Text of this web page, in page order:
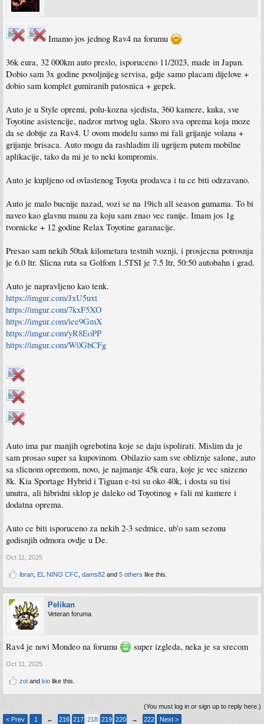
Imamo jos jednog Rav4 na forumu
36k eura, 32 000km auto preslo, isporuceno 11/2023, made in Japan.
Dobio sam 3x godine povoljnijeg servisa, gdje samo placam dijelove +
dobio sam komplet gumiranih patosnica + gepek.
Auto je u Style opremi, polu-kozna sjedista, 360 kamere, kuka, sve
Toyotine asistencije, nadzor mrtvog ugla. Skoro sva oprema koja moze
da se dobije za Rav4. U ovom modelu samo mi fali grijanje volana +
grijanje brisaca. Auto mogu da rashladim ili ugrijem putem mobilne
aplikacije, tako da mi je to neki kompromis.
Auto je kupljeno od ovlastenog Toyota prodavca i tu ce biti odrzavano.
Auto je malo bucnije nazad, vozi se na 19ich all season gumama. To bi
naveo kao glavnu manu za koju sam znao vec ranije. Imam jos 1g
tvornicke + 12 godine Relax Toyotine garanacije.
Presao sam nekih 50tak kilometara testnih voznji, i prosjecna potrosnja
je 6.0 ltr. Slicna ruta sa Golfom 1.5TSI je 7.5 ltr, 50:50 autobahn i grad.
Auto je napravljeno kao tenk.
https://imgur.com/JxU5uxt
https://imgur.com/7kxF5XO
https://imgur.com/iee9GmX
https://imgur.com/yR8EoPP
https://imgur.com/W0GbCFg
Auto ima par manjih ogrebotina koje se daju ispolirati. Mislim da je
sam prosao super sa kupovinom. Obilazio sam sve obliznje salone, auto
sa slicnom opremom, novo, je najmanje 45k eura, koje je vec snizeno
8k. Kia Sportage Hybrid i Tiguan e-tsi su oko 40k, i dosta su tisi
unutra, ali hibridni sklop je daleko od Toyotinog + fali mi kamere i
dodatna oprema.
Auto ce biti isporuceno za nekih 2-3 sedmice, ub'o sam sezonu
godisnjih odmora ovdje u De.
Oct 11, 2025
ibran EL NINO CFC dams82 and 5 others like this.
Pelikan
Veteran foruma
Rav4 je novi Mondeo na forumu super izgleda, neka je sa srecom
Oct 11, 2025
zoi and kio like this.
(You must log in or sign up to reply here.)
< Prev
1 ← 216 217 218 219 220 → 222 Next >